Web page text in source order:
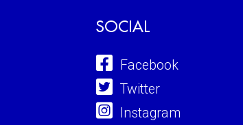
SOCIAL
Facebook
Twitter
Instagram